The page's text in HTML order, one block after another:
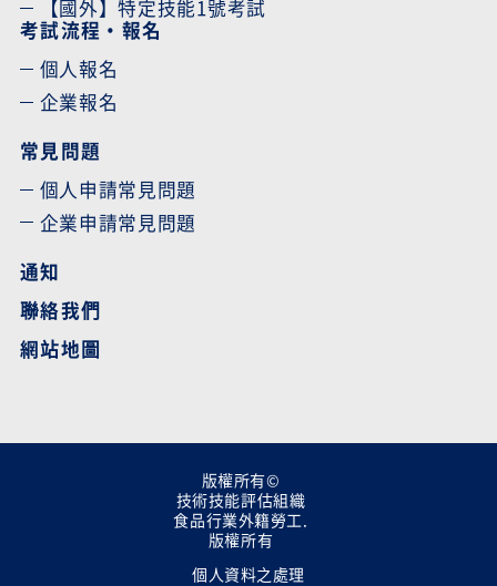
【國外】特定技能1號考試
考試流程・報名
個人報名
企業報名
常見問題
個人申請常見問題
企業申請常見問題
通知
聯絡我們
網站地圖
版權所有©
技術技能評估組織
食品行業外籍勞工.
版權所有
個人資料之處理